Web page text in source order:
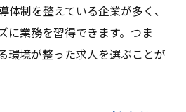
体制を整えている企業が多く、
に業務を習得できます。つま
環境が整った求人を選ぶことが